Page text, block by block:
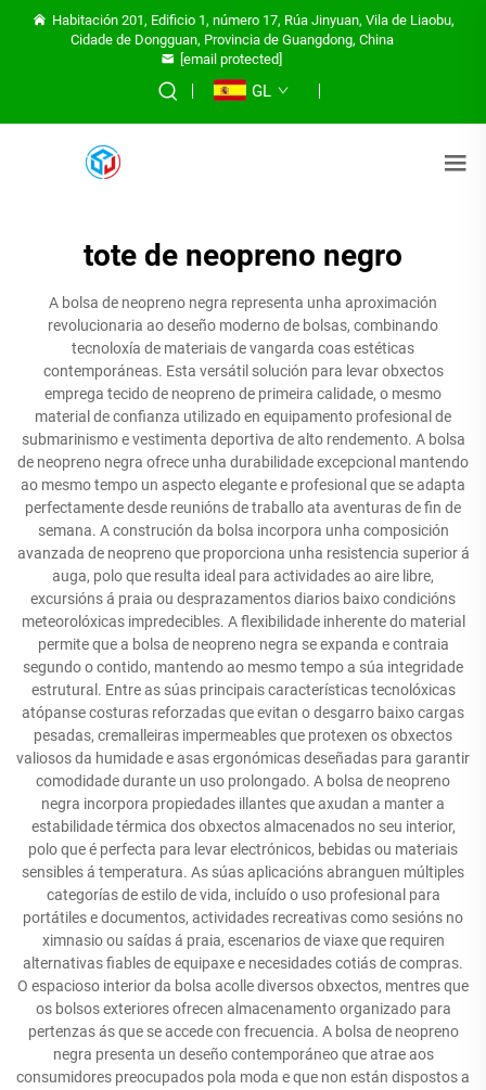
Habitación 201, Edificio 1, número 17, Rúa Jinyuan, Vila de Liaobu,
Cidade de Dongguan, Provincia de Guangdong, China
[email protected]
GL
tote de neopreno negro
A bolsa de neopreno negra representa unha aproximación
revolucionaria ao deseño moderno de bolsas, combinando
tecnoloxía de materiais de vangarda coas estéticas
contemporáneas. Esta versátil solución para levar obxectos
emprega tecido de neopreno de primeira calidade, o mesmo
material de confianza utilizado en equipamento profesional de
submarinismo e vestimenta deportiva de alto rendemento. A bolsa
de neopreno negra ofrece unha durabilidade excepcional mantendo
ao mesmo tempo un aspecto elegante e profesional que se adapta
perfectamente desde reunións de traballo ata aventuras de fin de
semana. A construción da bolsa incorpora unha composición
avanzada de neopreno que proporciona unha resistencia superior á
auga, polo que resulta ideal para actividades ao aire libre,
excursións á praia ou desprazamentos diarios baixo condicións
meteorolóxicas impredecibles. A flexibilidade inherente do material
permite que a bolsa de neopreno negra se expanda e contraia
segundo o contido, mantendo ao mesmo tempo a súa integridade
estrutural. Entre as súas principais características tecnolóxicas
atópanse costuras reforzadas que evitan o desgarro baixo cargas
pesadas, cremalleiras impermeables que protexen os obxectos
valiosos da humidade e asas ergonómicas deseñadas para garantir
comodidade durante un uso prolongado. A bolsa de neopreno
negra incorpora propiedades illantes que axudan a manter a
estabilidade térmica dos obxectos almacenados no seu interior,
polo que é perfecta para levar electrónicos, bebidas ou materiais
sensibles á temperatura. As súas aplicacións abranguen múltiples
categorías de estilo de vida, incluído o uso profesional para
portátiles e documentos, actividades recreativas como sesións no
ximnasio ou saídas á praia, escenarios de viaxe que requiren
alternativas fiables de equipaxe e necesidades cotiás de compras.
O espacioso interior da bolsa acolle diversos obxectos, mentres que
os bolsos exteriores ofrecen almacenamento organizado para
pertenzas ás que se accede con frecuencia. A bolsa de neopreno
negra presenta un deseño contemporáneo que atrae aos
consumidores preocupados pola moda e que non están dispostos a